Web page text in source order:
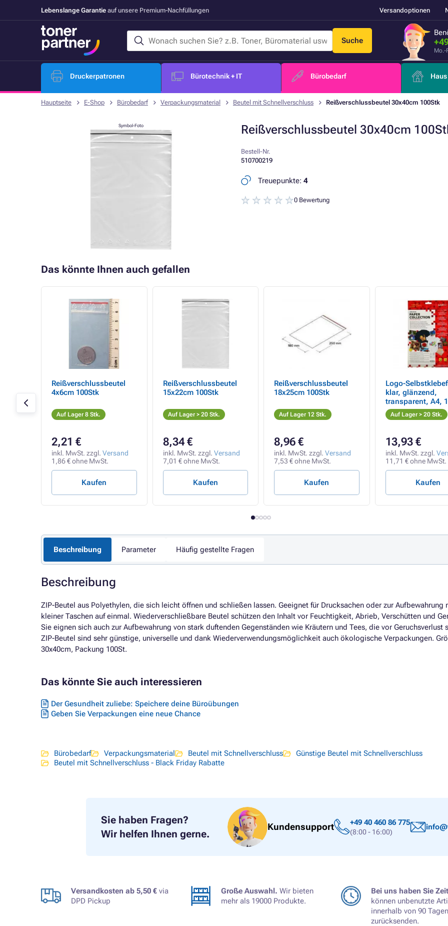
Lebenslange Garantie auf unsere Premium-Nachfüllungen Versandoptionen
Suche
Mo.-
Druckerpatronen Bürotechnik + IT Bürobedarf
Hauptseite E-Shop Bürobedarf Verpackungsmaterial Beutel mit Schnellverschluss Reißverschlussbeutel 30x40cm 100Stk
Reißverschlussbeutel 30x40cm
Symbol-Foto
Bestell-Nr.
510700219
Treuepunkte: 4
0 Bewertung
Das könnte Ihnen auch gefallen
150 x
Reißverschlussbeutel
4x6cm 100Stk
Auf Lager 8 Stk.
2,21 €
inkl. MwSt. zzgl. Versand
1,86 € ohne MwSt.
Kaufen
Reißverschlussbeutel
15x22cm 100Stk
Auf Lager > 20 Stk.
8,34 €
inkl. MwSt. zzgl. Versand
7,01 € ohne MwSt.
Kaufen
Reißverschlussbeutel
18x25cm 100Stk
Auf Lager 12 Stk.
8,96 €
inkl. MwSt. zzgl. Versand
7,53 € ohne MwSt.
Kaufen
Logo-
klar, glänzend,
transparent, A4,
g/m2, 1200dpi, 10
für Laserdrucker, L
Auf Lager > 20 Stk.
13,93 €
inkl. MwSt. zzgl.
11,71 € ohne MwSt.
Kaufen
Beschreibung Parameter Häufig gestellte Fragen
Beschreibung
ZIP-Beutel aus Polyethylen, die sich leicht öffnen und schließen lassen. Geeignet für Drucksachen oder zur Aufbewahrung
kleiner Taschen auf einmal. Wiederverschließbare Beutel schützen den Inhalt vor Feuchtigkeit, Abrieb, Verschütten und
Sie eignen sich auch zur Aufbewahrung von stark duftenden Gegenständen wie Kräutern und Tees, die vor Geruchsverlust
ZIP-Beutel sind sehr günstige, universelle und dank Wiederverwendungsmöglichkeit auch ökologische Verpackungen.
30x40cm, Packung 100St.
Das könnte Sie auch interessieren
Der Gesundheit zuliebe: Speichere deine Büroübungen
Geben Sie Verpackungen eine neue Chance
Bürobedarf Verpackungsmaterial Beutel mit Schnellverschluss
Günstige Beutel mit Schnellverschluss
Beutel mit Schnellverschluss - Black Friday Rabatte
Sie haben Fragen?
Wir helfen Ihnen gerne.
Kundensupport +49 40 460 86 775
(8:00 - 16:00)
Versandkosten ab 5,50 € via
DPD Pickup
Große Auswahl. Wir bieten
mehr als 19000 Produkte.
Bei uns haben Sie
können unbenutzte
innerhalb von 90 Tagen
zurücksenden.